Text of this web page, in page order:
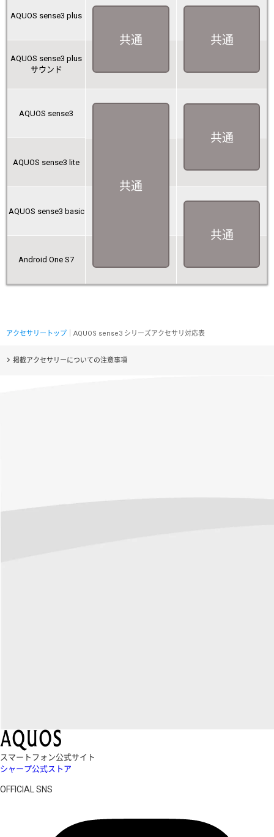
AQUOS sense3 plus
共通 共通
AQUOS sense3 plus
サウンド
AQUOS sense3
共通
共通
AQUOS sense3 lite
AQUOS sense3 basic
共通
Android One S7
アクセサリートップ ｜AQUOS sense3 シリーズアクセサリ対応表
掲載アクセサリーについての注意事項
スマートフォン公式サイト
シャープ公式ストア
OFFICIAL SNS